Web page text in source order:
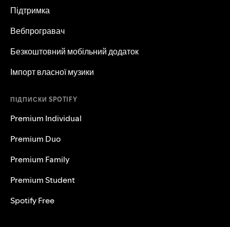
Підтримка
Вебпрогравач
Безкоштовний мобільний додаток
Імпорт власної музики
ПІДПИСКИ SPOTIFY
Premium Individual
Premium Duo
Premium Family
Premium Student
Spotify Free